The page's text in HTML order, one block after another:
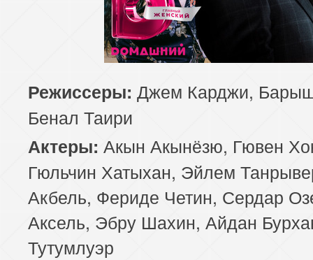
121 серия
122 серия 123 серия
125 серия
126 серия
129 серия
130 серия 131 серия
133 серия
134 серия
137 серия
138 серия 139 серия
141 серия
142 серия 143 серия
Режиссеры: Джем Карджи,
Бенал Таири
Актеры: Акын Акынёзю, Гювен
Гюльчин Хатыхан, Эйлем
Акбель, Фериде Четин, Сердар
Аксель, Эбру Шахин, Айдан
Тутумлуэр